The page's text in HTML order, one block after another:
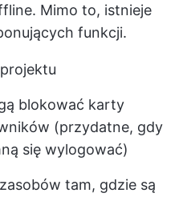
Mimo to, istnieje
funkcji.
blokować karty
(przydatne, gdy
się wylogować)
tam, gdzie są